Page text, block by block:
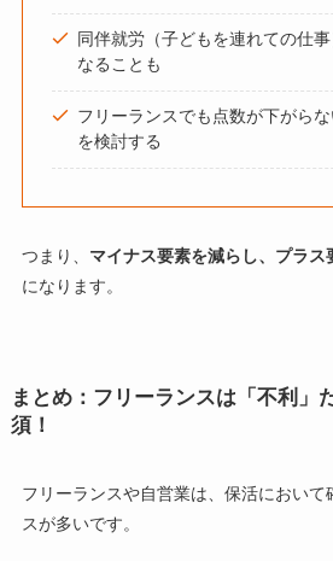
同伴就労（子どもを連れての仕
なることも
フリーランスでも点数が下がら
を検討する
つまり、 マイナス要素を減らし、プラ
になります。
まとめ：フリーランスは「不利」
須！
フリーランスや自営業は、保活において
スが多いです。